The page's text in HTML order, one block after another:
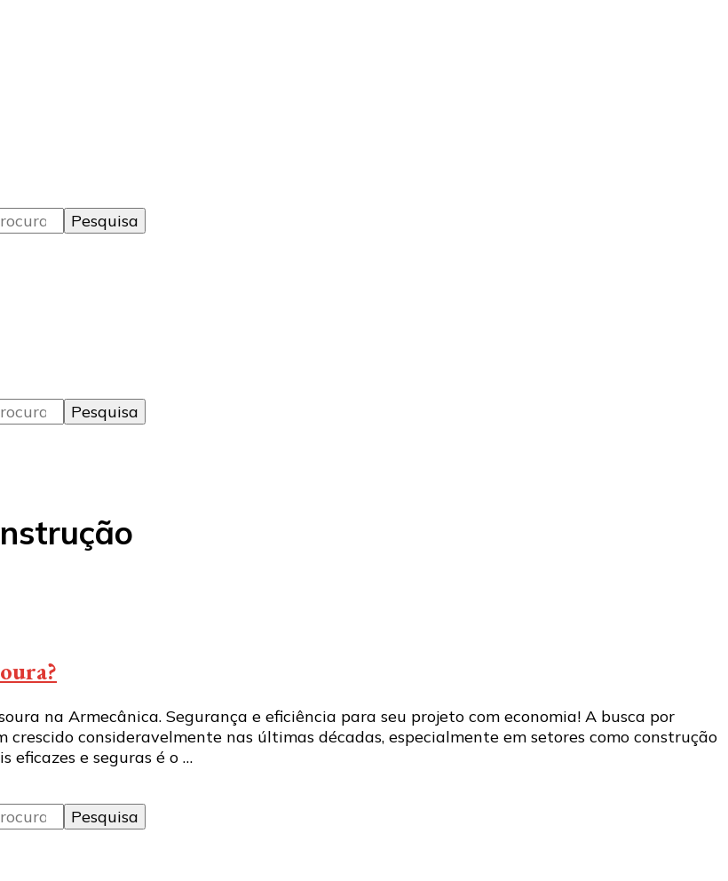
na Armecânica. Segurança e eficiência para seu projeto com economia! A busca por
consideravelmente nas últimas décadas, especialmente em setores como construção
eficazes e seguras é o …